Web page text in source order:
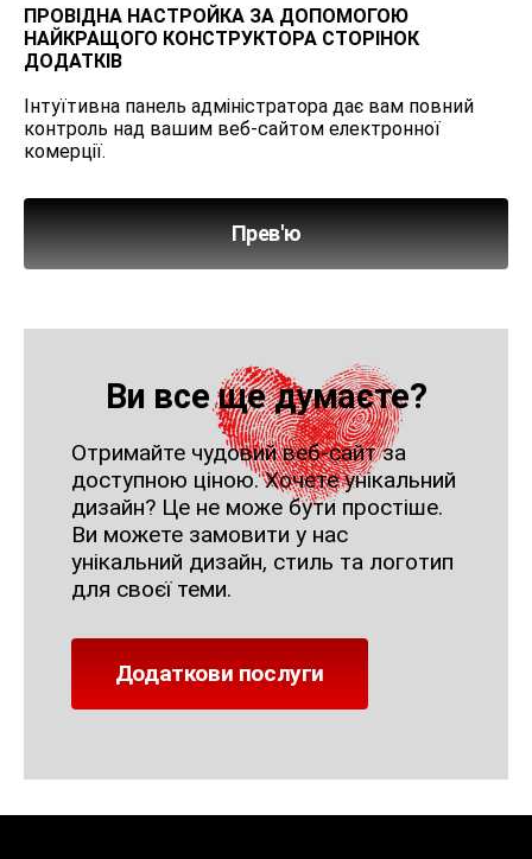
ПРОВІДНА НАСТРОЙКА ЗА ДОПОМОГОЮ
НАЙКРАЩОГО КОНСТРУКТОРА СТОРІНОК
ДОДАТКІВ
Інтуїтивна панель адміністратора дає вам повний
контроль над вашим веб-сайтом електронної
комерції.
Прев'ю
Ви все ще думаєте?
Отримайте чудовий веб-сайт за
доступною ціною. Хочете унікальний
дизайн? Це не може бути простіше.
Ви можете замовити у нас
унікальний дизайн, стиль та логотип
для своєї теми.
Додаткови послуги